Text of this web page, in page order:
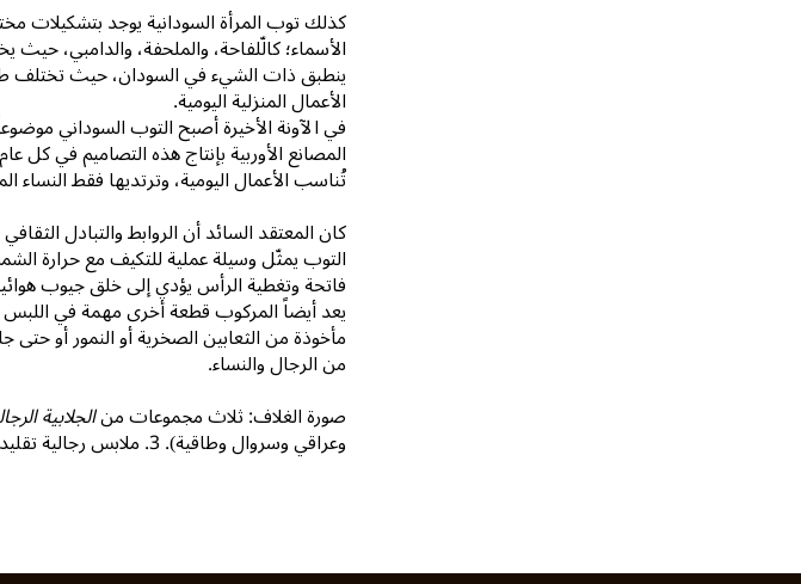
كذلك توب المرأة السودانية يوجد بتشكيلات
الأسماء؛ كالّلفاحة، والملحفة، والدامبي،
ينطبق ذات الشيء في السودان، حيث تختلف طرق
الأعمال المنزلية اليومية.
في الآونة الأخيرة أصبح التوب السوداني
المصانع الأوربية بإنتاج هذه التصاميم في كل
تُناسب الأعمال اليومية، وترتديها فقط النساء
كان المعتقد السائد أن الروابط والتبادل
التوب يمثّل وسيلة عملية للتكيف مع حرارة
فاتحة وتغطية الرأس يؤدي إلى خلق جيوب
يعد أيضاً المركوب قطعة أخرى مهمة في
مأخوذة من الثعابين الصخرية أو النمور أو حتى
من الرجال والنساء.
صورة الغلاف: ثلاث مجموعات منالجلابية
وعراقي وسروال وطاقية). 3. ملابس رجالية تقليدية من قبيلة البقارة (